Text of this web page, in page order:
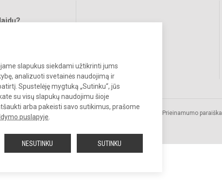
slapukus siekdami užtikrinti jums
analizuoti svetainės naudojimą ir
Spustelėję mygtuką „Sutinku“, jūs
su visų slapukų naudojimu šioje
arba pakeisti savo sutikimus, prašome
puslapyje
NESUTINKU SUTINKU
Ramučių gimnazija. Visos teisės saugomos.
administracijos sutikimo griežtai
Prieinamumo paraiška